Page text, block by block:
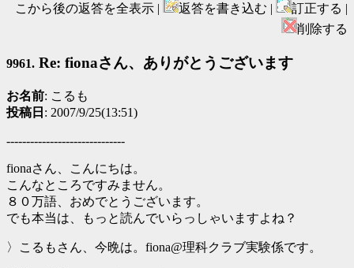
こから後の返答を全表示 |
返答を書き込む |
訂正する |
削除する
9961. Re: fionaさん、ありがとうございます
お名前: こるも
投稿日 : 2007/9/25(13:51)
------------------------------
fionaさん、こんにちは。
こんなところですみません。
８０万語、おめでとうございます。
でも本当は、もっと読んでいらっしゃいますよね？
〉こるもさん、今晩は。fiona@理科クラブ実験係です。